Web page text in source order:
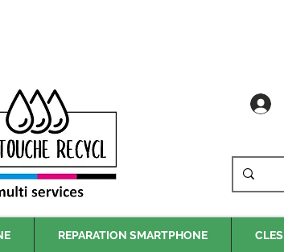
REPARATION SMARTPHONE CLES